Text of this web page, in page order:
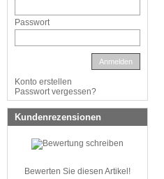
Passwort
Anmelden
Konto erstellen
Passwort vergessen?
Kundenrezensionen
Bewerten Sie diesen Artikel!